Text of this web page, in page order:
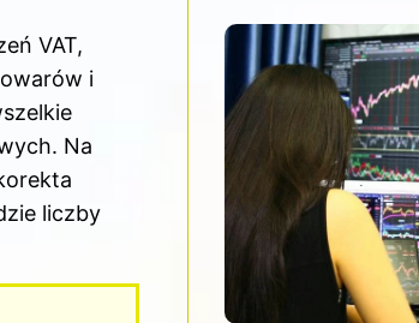
VAT,
i
Na
liczby